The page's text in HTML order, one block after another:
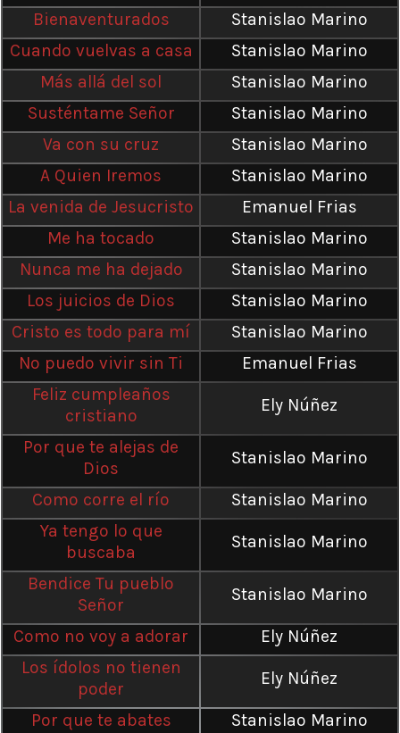
Bienaventurados
Stanislao Marino
Cuando vuelvas a casa
Stanislao Marino
Más allá del sol
Stanislao Marino
Susténtame Señor
Stanislao Marino
Va con su cruz
Stanislao Marino
A Quien Iremos
Stanislao Marino
La venida de Jesucristo
Emanuel Frias
Me ha tocado
Stanislao Marino
Nunca me ha dejado
Stanislao Marino
Los juicios de Dios
Stanislao Marino
Cristo es todo para mí
Stanislao Marino
No puedo vivir sin Ti
Emanuel Frias
Feliz cumpleaños
cristiano
Ely Núñez
Por que te alejas de
Dios
Stanislao Marino
Como corre el río
Stanislao Marino
Ya tengo lo que
buscaba
Stanislao Marino
Bendice Tu pueblo
Señor
Stanislao Marino
Como no voy a adorar
Ely Núñez
Los ídolos no tienen
poder
Ely Núñez
Por que te abates
Stanislao Marino